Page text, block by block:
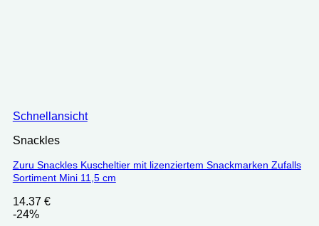
Schnellansicht
Snackles
Zuru Snackles Kuscheltier mit lizenziertem Snackmarken Zufalls
Sortiment Mini 11,5 cm
14.37 €
-24%